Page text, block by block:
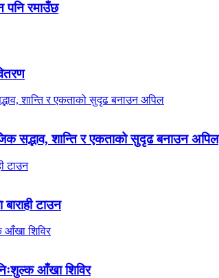
पनि रमाउँछ
सद्भाव, शान्ति र एकताको सुदृढ बनाउन अपिल
टाउन
आँखा शिविर